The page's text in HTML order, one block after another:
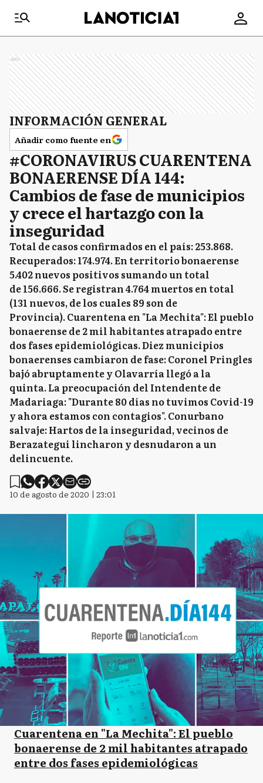
Ads
INFORMACIÓN GENERAL
Añadir como fuente en
#CORONAVIRUS CUARENTENA
BONAERENSE DÍA 144:
Cambios de fase de municipios
y crece el hartazgo con la
inseguridad
Total de casos confirmados en el país: 253.868.
Recuperados: 174.974. En territorio bonaerense
5.402 nuevos positivos sumando un total
de 156.666. Se registran 4.764 muertos en total
(131 nuevos, de los cuales 89 son de
Provincia). Cuarentena en "La Mechita": El pueblo
bonaerense de 2 mil habitantes atrapado entre
dos fases epidemiológicas. Diez municipios
bonaerenses cambiaron de fase: Coronel Pringles
bajó abruptamente y Olavarría llegó a la
quinta. La preocupación del Intendente de
Madariaga: "Durante 80 días no tuvimos Covid-19
y ahora estamos con contagios". Conurbano
salvaje: Hartos de la inseguridad, vecinos de
Berazategui lincharon y desnudaron a un
delincuente.
10 de agosto de 2020 | 23:01
Cuarentena en "La Mechita": El pueblo
bonaerense de 2 mil habitantes atrapado
entre dos fases epidemiológicas